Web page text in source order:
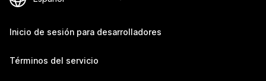
Inicio de sesión para desarrolladores
Términos del servicio